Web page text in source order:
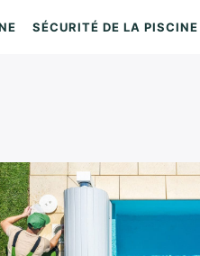
SÉCURITÉ DE LA PISCINE